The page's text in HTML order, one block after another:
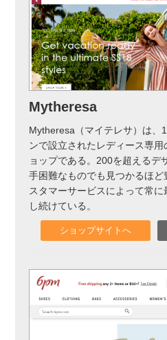
Mytheresa
Mytheresa（マイテレサ）は、
ンで設立されたレディース専
ョップである。200を超えるデ
手困難なものでも見つかるほ
スタマーサービスによって常
し続けている。
ショップサイトへ